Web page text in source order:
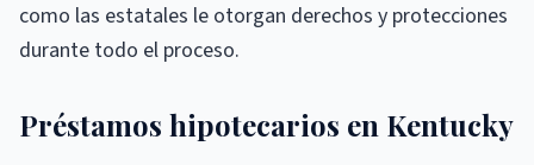
como las estatales le otorgan derechos y protecciones
durante todo el proceso.
Préstamos hipotecarios en Kentucky